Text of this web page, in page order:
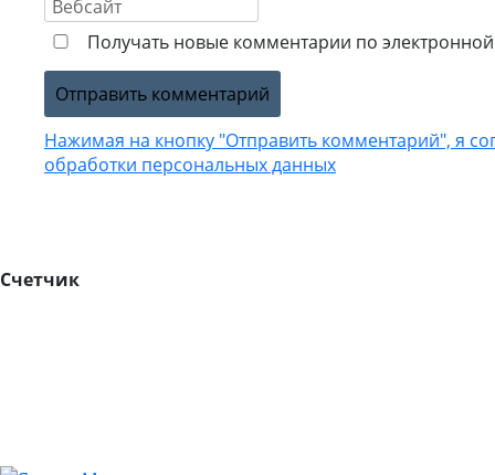
Получать новые комментарии по
Нажимая на кнопку "Отправить комментарий", я
обработки персональных данных
Счетчик